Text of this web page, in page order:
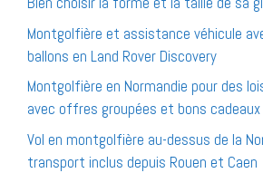
Montgolfière et assistance véhicule
ballons en Land Rover Discovery
Montgolfière en Normandie pour des
avec offres groupées et bons cadeaux
Vol en montgolfière au-dessus de la
transport inclus depuis Rouen et Caen